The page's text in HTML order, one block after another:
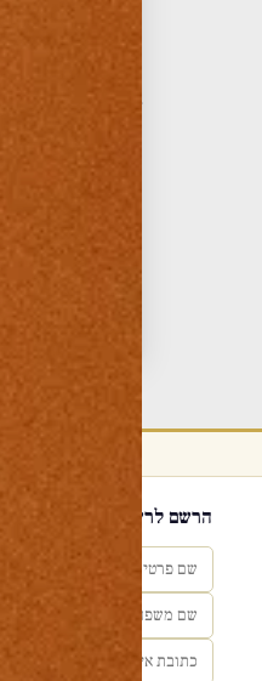
owners?
Transcript
this video.
הרשם לרשימת אימייל שבועי